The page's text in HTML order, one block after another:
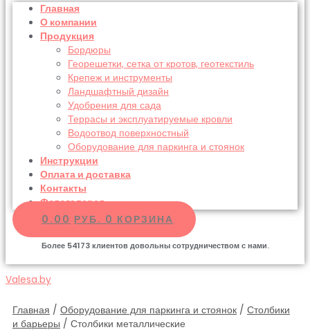
Главная
О компании
Продукция
Бордюры
Георешетки, сетка от кротов, геотекстиль
Крепеж и инструменты
Ландшафтный дизайн
Удобрения для сада
Террасы и эксплуатируемые кровли
Водоотвод поверхностный
Оборудование для паркинга и стоянок
Инструкции
Оплата и доставка
Контакты
Фотогалерея
0.00 РУБ. 0 КОРЗИНА
Более 54173 клиентов довольны сотрудничеством с нами.
Valesa.by
Главная / Оборудование для паркинга и стоянок / Столбики
и барьеры / Столбики металлические